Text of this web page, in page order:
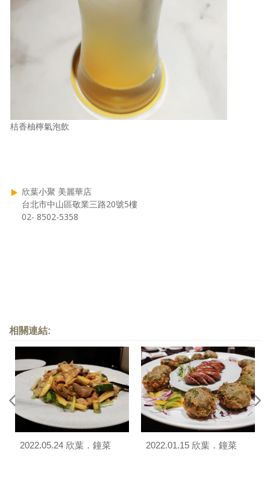
桔香柚檸氣泡飲
欣葉小聚 美麗華店
台北市中山區敬業三路20號5樓
02- 8502-5358
相關連結:
2022.05.24 欣葉．鐘菜 2022.01.15 欣葉．鐘菜